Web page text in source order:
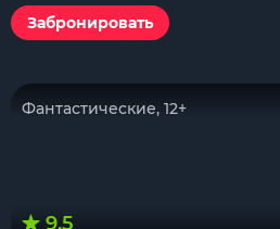
Забронировать
Фантастические, 12+
9.5